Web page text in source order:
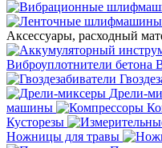
Аксессуары, расходный
Виброуплотнители бетона
Дрели-
машины
Кусторезы
Ножницы для травы